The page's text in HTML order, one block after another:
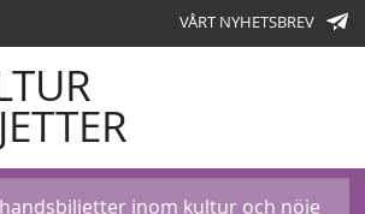
VÅRT NYHETSBREV